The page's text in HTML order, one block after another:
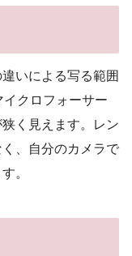
いによる写る範囲
クロフォーサー
く見えます。レン
、自分のカメラで
。